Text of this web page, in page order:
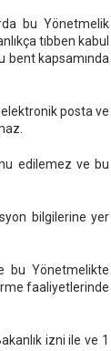
bu Yönetmelik
tıbben kabul
bent kapsamında
elektronik posta ve
edilemez ve bu
bilgilerine yer
bu Yönetmelikte
faaliyetlerinde
izni ile ve 1